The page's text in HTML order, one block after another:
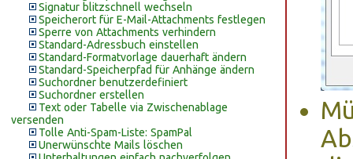
Signatur blitzschnell wechseln
Speicherort für E-Mail-Attachments festlegen
Sperre von Attachments verhindern
Standard-Adressbuch einstellen
Standard-Formatvorlage dauerhaft ändern
Standard-Speicherpfad für Anhänge ändern
Suchordner benutzerdefiniert
Suchordner erstellen
Text oder Tabelle via Zwischenablage
versenden
Tolle Anti-Spam-Liste: SpamPal
Unerwünschte Mails löschen